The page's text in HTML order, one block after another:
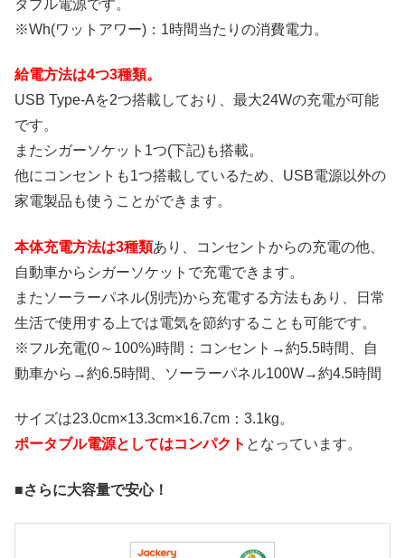
タブル電源です。
※Wh(ワットアワー)：1時間当たりの消費電力。
給電方法は4つ3種類。
USB Type-Aを2つ搭載しており、最大24Wの充電が可能
です。
またシガーソケット1つ(下記)も搭載。
他にコンセントも1つ搭載しているため、USB電源以外の
家電製品も使うことができます。
本体充電方法は3種類あり、コンセントからの充電の他、
自動車からシガーソケットで充電できます。
またソーラーパネル(別売)から充電する方法もあり、日常
生活で使用する上では電気を節約することも可能です。
※フル充電(0～100%)時間：コンセント→約5.5時間、自
動車から→約6.5時間、ソーラーパネル100W→約4.5時間
サイズは23.0cm×13.3cm×16.7cm：3.1kg。
ポータブル電源としてはコンパクト となっています。
■さらに大容量で安心！